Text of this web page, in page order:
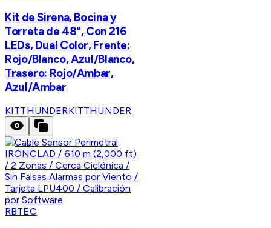
Kit de Sirena, Bocina y
Torreta de 48", Con 216
LEDs, Dual Color, Frente:
Rojo/Blanco, Azul/Blanco,
Trasero: Rojo/Ambar,
Azul/Ambar
KITTHUNDERKITTHUNDER
RBTEC